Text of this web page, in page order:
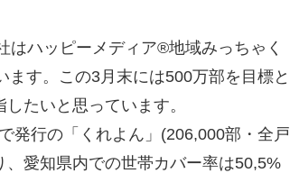
はハッピーメディア®地域みっちゃく
す。この3月末には500万部を目標と
たいと思っています。
発行の「くれよん」(206,000部・全戸
愛知県内での世帯カバー率は50,5%